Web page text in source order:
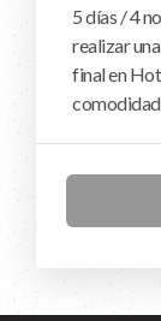
5 días / 4
realizar
final en